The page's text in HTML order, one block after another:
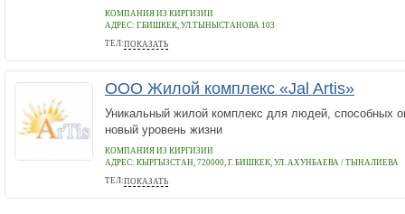
КОМПАНИЯ ИЗ КИРГИЗИИ
АДРЕС: Г.БИШКЕК, УЛ.ТЫНЫСТАНОВА 103
ТЕЛ:ПОКАЗАТЬ
+996312897007
ООО Жилой комплекс «Jal Artis»
Уникальный жилой комплекс для людей, способных
новый уровень жизни
КОМПАНИЯ ИЗ КИРГИЗИИ
АДРЕС: КЫРГЫЗСТАН, 720000, Г. БИШКЕК, УЛ. АХУНБАЕВА / ТЫНАЛИЕВА
ТЕЛ:ПОКАЗАТЬ
+996 (312) 91 22 22